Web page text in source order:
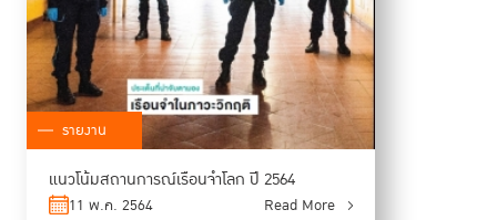
รายงาน
แนวโน้มสถานการณ์เรือนจำโลก ปี 2564
11 พ.ค. 2564 Read More